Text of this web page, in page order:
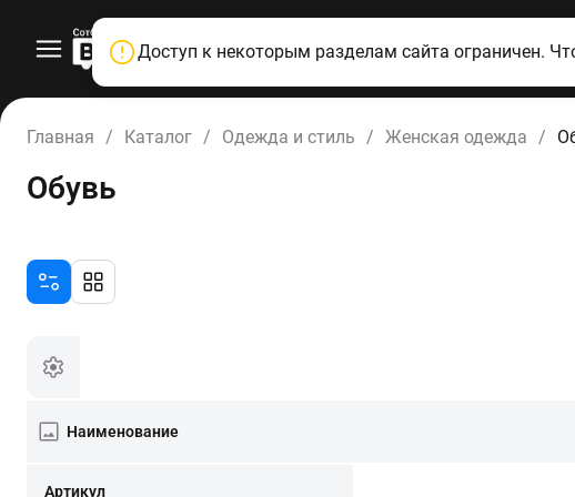
Главная / Каталог / Одежда и стиль / Женская одежда /
Обувь
Наименование
Артикул
Доступ к некоторым разделам сайта ограничен.